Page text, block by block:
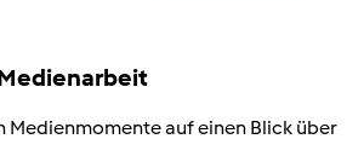
Medienmomente auf einen Blick über